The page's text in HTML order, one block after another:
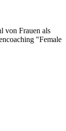
von Frauen als
"Female